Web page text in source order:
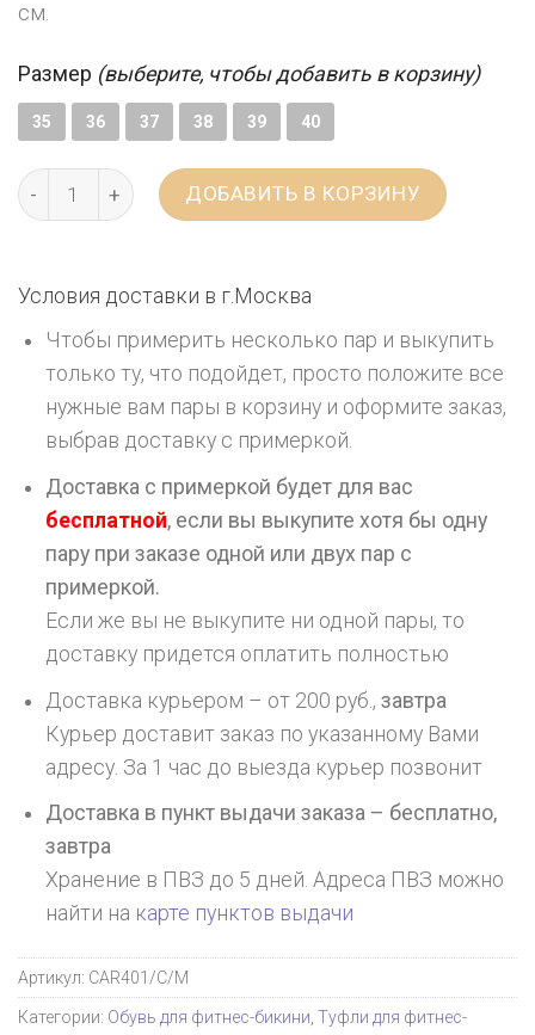
см.
Размер (выберите, чтобы добавить в корзину)
35 36 37 38 39 40
ДОБАВИТЬ В КОРЗИНУ
Условия доставки в г. Москва
Чтобы примерить несколько пар и выкупить
только ту, что подойдет, просто положите все
нужные вам пары в корзину и оформите заказ,
выбрав доставку с примеркой.
Доставка с примеркой будет для вас
бесплатной, если вы выкупите хотя бы одну
пару при заказе одной или двух пар с
примеркой.
Если же вы не выкупите ни одной пары, то
доставку придется оплатить полностью
Доставка курьером – от 200 руб.,завтра
Курьер доставит заказ по указанному Вами
адресу. За 1 час до выезда курьер позвонит
Доставка в пункт выдачи заказа – бесплатно,
завтра
Хранение в ПВЗ до 5 дней. Адреса ПВЗ можно
найти на карте пунктов выдачи
Артикул: CAR401/C/M
Категории: Обувь для фитнес-бикини, Туфли для фитнес-